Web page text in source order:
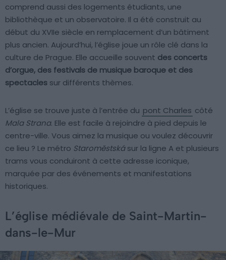
comprend aussi des logements étudiants, une
bibliothèque et un observatoire. Il a été construit au
début du XVIIe siècle en remplacement d’un bâtiment
plus ancien. Aujourd’hui, l’église joue un rôle clé dans la
culture de Prague. Elle accueille souvent des concerts
d’orgue, des festivals de musique baroque et des
spectacles sur différents thèmes.
L’église se trouve juste à l’entrée du pont Charles côté
Mala Strana. Elle est facile à rejoindre à pied depuis le
centre-ville. Vous aimez la musique ou voulez découvrir
ce lieu ? Le métro Staroměstskásur la ligne A et plusieurs
trams vous conduiront à cette adresse iconique,
marquée par des événements et manifestations
historiques.
L’église médiévale de Saint-Martin-
dans-le-Mur